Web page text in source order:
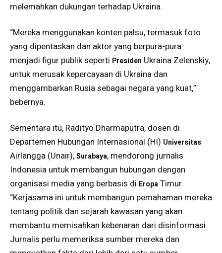
melemahkan dukungan terhadap Ukraina.
“Mereka menggunakan konten palsu, termasuk foto
yang dipentaskan dan aktor yang berpura-pura
menjadi figur publik seperti Presiden Ukraina Zelenskiy,
untuk merusak kepercayaan di Ukraina dan
menggambarkan Rusia sebagai negara yang kuat,”
bebernya.
Sementara itu, Radityo Dharmaputra, dosen di
Departemen Hubungan Internasional (HI) Universitas
Airlangga (Unair),Surabaya, mendorong jurnalis
Indonesia untuk membangun hubungan dengan
organisasi media yang berbasis di EropaTimur.
“Kerjasama ini untuk membangun pemahaman mereka
tentang politik dan sejarah kawasan yang akan
membantu memisahkan kebenaran dari disinformasi.
Jurnalis perlu memeriksa sumber mereka dan